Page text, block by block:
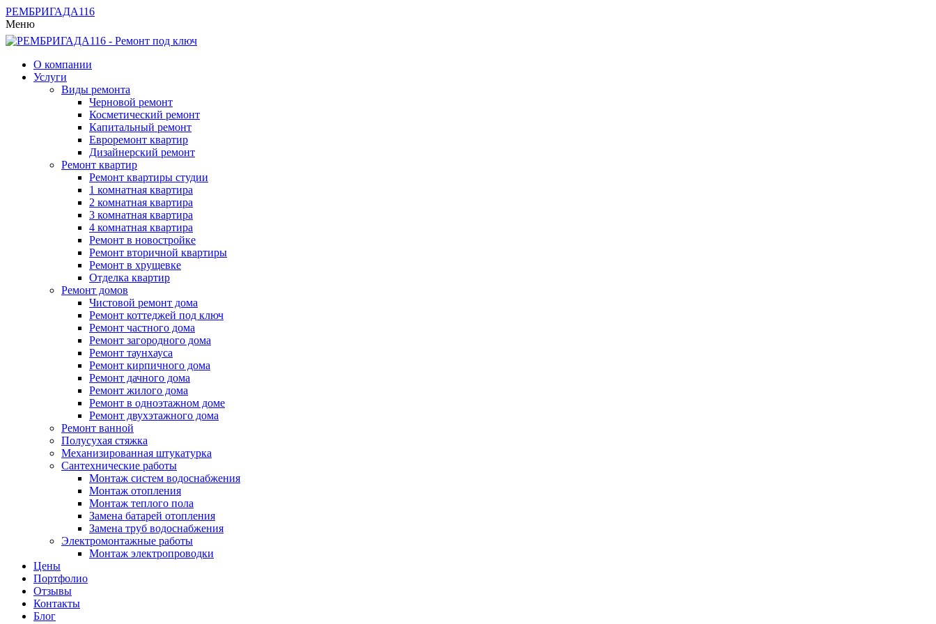
РЕМБРИГАДА116
Меню
О компании
Услуги
Виды ремонта
Черновой ремонт
Косметический ремонт
Капитальный ремонт
Евроремонт квартир
Дизайнерский ремонт
Ремонт квартир
Ремонт квартиры студии
1 комнатная квартира
2 комнатная квартира
3 комнатная квартира
4 комнатная квартира
Ремонт в новостройке
Ремонт вторичной квартиры
Ремонт в хрущевке
Отделка квартир
Ремонт домов
Чистовой ремонт дома
Ремонт коттеджей под ключ
Ремонт частного дома
Ремонт загородного дома
Ремонт таунхауса
Ремонт кирпичного дома
Ремонт дачного дома
Ремонт жилого дома
Ремонт в одноэтажном доме
Ремонт двухэтажного дома
Ремонт ванной
Полусухая стяжка
Механизированная штукатурка
Сантехнические работы
Монтаж систем водоснабжения
Монтаж отопления
Монтаж теплого пола
Замена батарей отопления
Замена труб водоснабжения
Электромонтажные работы
Монтаж электропроводки
Цены
Портфолио
Отзывы
Контакты
Блог